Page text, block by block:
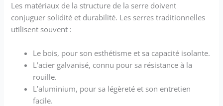
Les matériaux de la structure de la serre doivent
conjuguer solidité et durabilité. Les serres traditionnelles
utilisent souvent :
Le bois, pour son esthétisme et sa capacité isolante.
L’acier galvanisé, connu pour sa résistance à la
rouille.
L’aluminium, pour sa légèreté et son entretien
facile.